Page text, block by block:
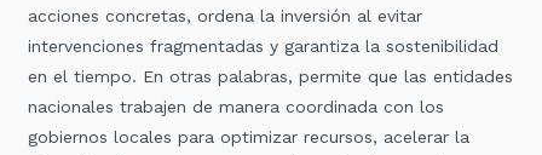
acciones concretas, ordena la inversión al evitar
intervenciones fragmentadas y garantiza la sostenibilidad
en el tiempo. En otras palabras, permite que las entidades
nacionales trabajen de manera coordinada con los
gobiernos locales para optimizar recursos, acelerar la